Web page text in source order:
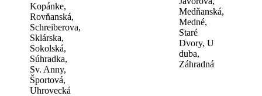
Kopánke,
Rovňanská,
Schreiberova,
Sklárska,
Sokolská,
Súhradka,
Sv. Anny,
Športová,
Uhrovecká
Medňanská,
Medné,
Staré
Dvory, U
duba,
Záhradná